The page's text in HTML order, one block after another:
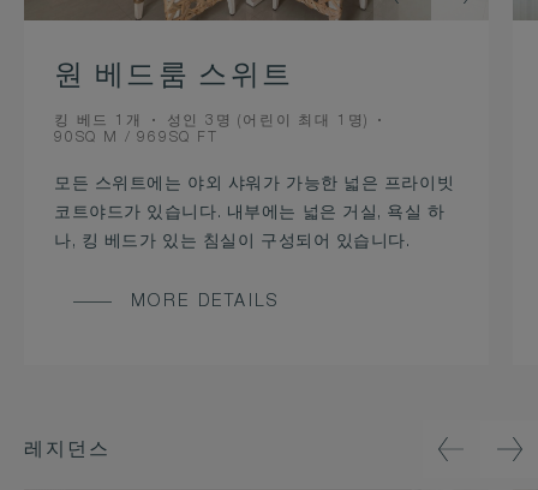
원 베드룸 스위트
BEDS
킹 베드 1개 OCCUPANCY
성인 3명 (어린이 최대 1명)
ROOM
90SQ M / 969SQ FT
모든 스위트에는 야외 샤워가 가능한 넓은 프라이빗
코트야드가 있습니다. 내부에는 넓은 거실, 욕실 하
나, 킹 베드가 있는 침실이 구성되어 있습니다.
MORE DETAILS
레지던스